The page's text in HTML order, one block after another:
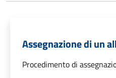
Assegnazione di un
Procedimento di